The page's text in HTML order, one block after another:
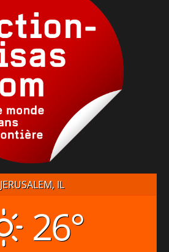
JERUSALEM, IL
26°